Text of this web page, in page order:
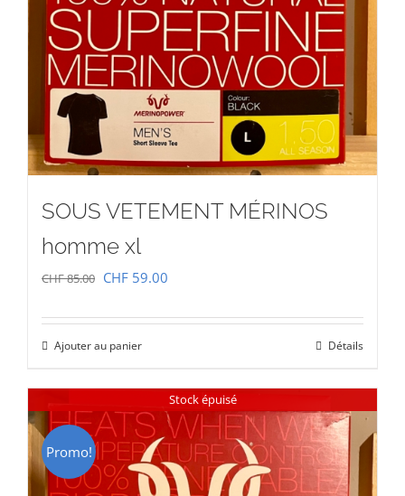
SOUS VETEMENT MÉRINOS
homme xl
CHF85.00 Le
était :
CHF 85.00.
CHF 59.00
CHF 59.00.
Ajouter au panier Détails
Stock épuisé
Promo!